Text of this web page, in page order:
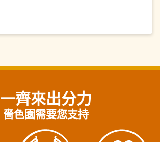
一齊來出分力
嗇色園需要您支持